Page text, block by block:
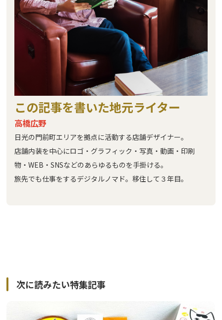
この記事を書いた地元ライター
高橋広野
日光の門前町エリアを拠点に活動する店舗デザイナー。
店舗内装を中心にロゴ・グラフィック・写真・動画・印刷
物・WEB・SNSなどのあらゆるものを手掛ける。
旅先でも仕事をするデジタルノマド。移住して３年目。
次に読みたい特集記事